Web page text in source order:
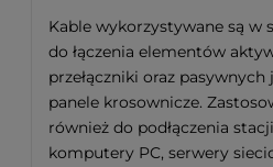
Kable wykorzystywane są w
do łączenia elementów
przełączniki oraz
panele krosownicze.
również do podłączenia
komputery PC, serwery